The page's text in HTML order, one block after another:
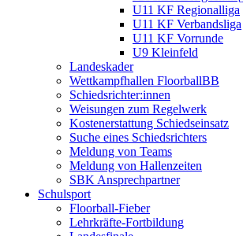
U11 KF Regionalliga
U11 KF Verbandsliga
U11 KF Vorrunde
U9 Kleinfeld
Landeskader
Wettkampfhallen FloorballBB
Schiedsrichter:innen
Weisungen zum Regelwerk
Kostenerstattung Schiedseinsatz
Suche eines Schiedsrichters
Meldung von Teams
Meldung von Hallenzeiten
SBK Ansprechpartner
Schulsport
Floorball-Fieber
Lehrkräfte-Fortbildung